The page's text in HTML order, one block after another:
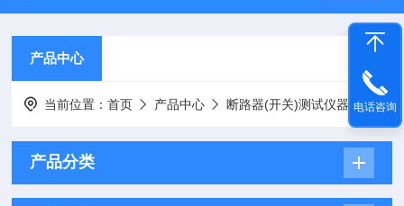
产品中心
当前位置：首页 产品中心 断路器(开关)测试仪器 404
产品分类
电话咨询